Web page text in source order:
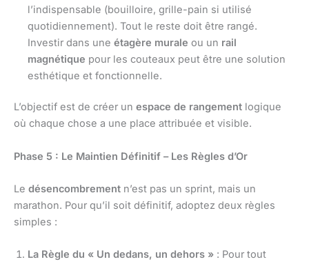
l’indispensable (bouilloire, grille-pain si utilisé
quotidiennement). Tout le reste doit être rangé.
Investir dans une étagère murale ou un rail
magnétique pour les couteaux peut être une solution
esthétique et fonctionnelle.
L’objectif est de créer un espace de rangement logique
où chaque chose a une place attribuée et visible.
Phase 5 : Le Maintien Définitif – Les Règles d’Or
Le désencombrement n’est pas un sprint, mais un
marathon. Pour qu’il soit définitif, adoptez deux règles
simples :
La Règle du « Un dedans, un dehors » : Pour tout